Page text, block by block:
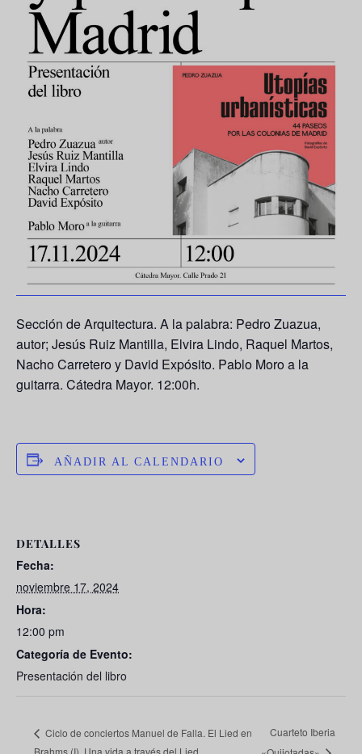
Sección de Arquitectura. A la palabra: Pedro Zuazua,
autor; Jesús Ruiz Mantilla, Elvira Lindo, Raquel Martos,
Nacho Carretero y David Expósito. Pablo Moro a la
guitarra. Cátedra Mayor. 12:00h.
AÑADIR AL CALENDARIO
DETALLES
Fecha:
noviembre 17, 2024
Hora:
12:00 pm
Categoría de Evento:
Presentación del libro
Ciclo de conciertos Manuel de Falla. El Lied en
Cuarteto Iberia